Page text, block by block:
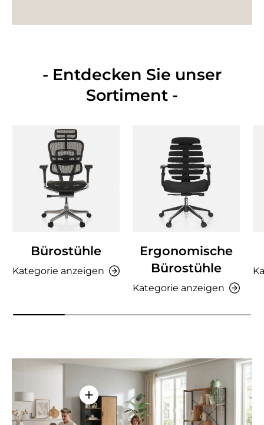
- Entdecken Sie unser
Sortiment -
Bürostühle
Kategorie anzeigen
Ergonomische
Bürostühle
Kategorie anzeigen
Einzelheiten anzeigen - AMIO H -